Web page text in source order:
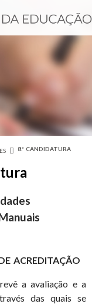
8.ª CANDIDATURA
ACREDITAÇÃO
a avaliação e a
das quais se